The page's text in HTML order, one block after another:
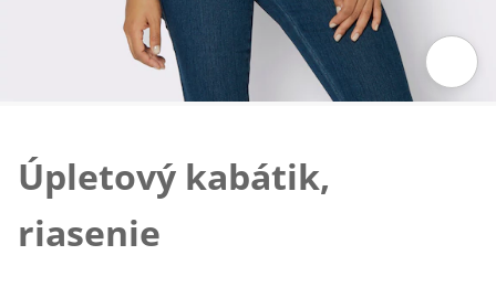
Úpletový kabátik,
riasenie